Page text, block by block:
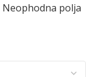
Neophodna polja